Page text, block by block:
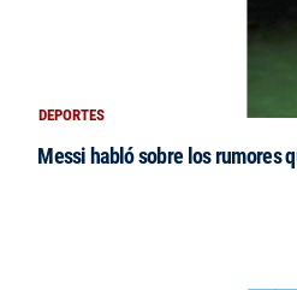
DEPORTES
Messi habló sobre los rumores